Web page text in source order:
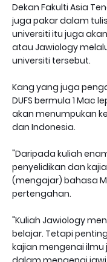
Dekan Fakulti Asia
juga pakar dalam
universiti itu juga
atau Jawiology
universiti tersebut.
Kang yang juga
DUFS bermula 1 Mac
akan menumpukan
dan Indonesia.
"Daripada kuliah
penyelidikan dan
(mengajar) bahasa
pertengahan.
"Kuliah Jawiology
belajar. Tetapi
kajian mengenai